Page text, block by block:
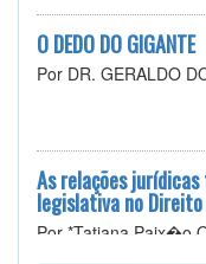
O DEDO DO GIGANTE
Por DR. GERALDO
As relações
legislativa no
Por *Tatiana Paix�o